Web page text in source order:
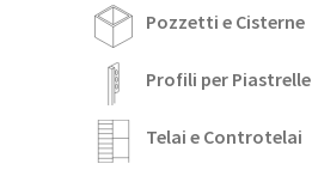
Pozzetti e Cisterne
Profili per Piastrelle
Telai e Controtelai